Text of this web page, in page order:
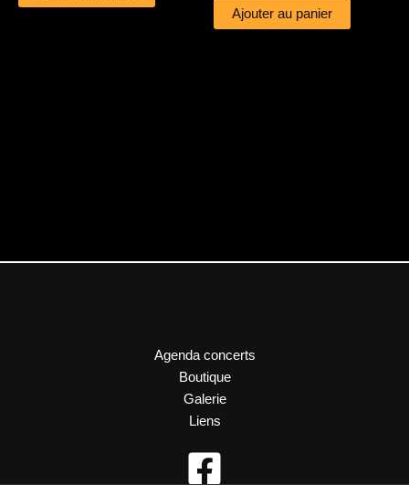
Ajouter au panier
Agenda concerts
Boutique
Galerie
Liens